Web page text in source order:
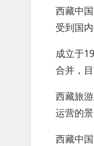
西藏中
受到国
成立于
合并，
西藏旅
运营的
西藏中